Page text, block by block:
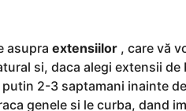
asupra extensiilor , care vă
si, daca alegi extensii
2-3 saptamani inainte
genele si le curba, dand